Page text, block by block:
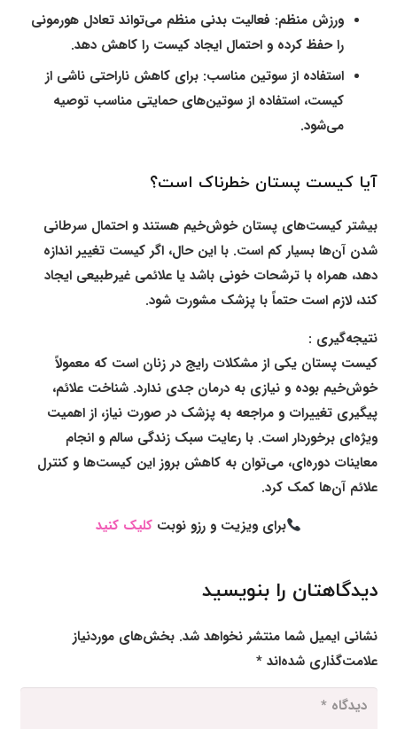
ورزش منظم: فعالیت بدنی منظم می‌تواند تعادل هورمونی
را حفظ کرده و احتمال ایجاد کیست را کاهش دهد.
استفاده از سوتین مناسب: برای کاهش ناراحتی ناشی از
کیست، استفاده از سوتین‌های حمایتی مناسب توصیه
می‌شود.
آیا کیست پستان خطرناک است؟
بیشتر کیست‌های پستان خوش‌خیم هستند و احتمال سرطانی
شدن آن‌ها بسیار کم است. با این حال، اگر کیست تغییر اندازه
دهد، همراه با ترشحات خونی باشد یا علائمی غیرطبیعی ایجاد
کند، لازم است حتماً با پزشک مشورت شود.
نتیجه‌گیری :
کیست پستان یکی از مشکلات رایج در زنان است که معمولاً
خوش‌خیم بوده و نیازی به درمان جدی ندارد. شناخت علائم،
پیگیری تغییرات و مراجعه به پزشک در صورت نیاز، از اهمیت
ویژه‌ای برخوردار است. با رعایت سبک زندگی سالم و انجام
معاینات دوره‌ای، می‌توان به کاهش بروز این کیست‌ها و کنترل
علائم آن‌ها کمک کرد.
برای ویزیت و رزو نوبتکلیک کنید
دیدگاهتان را بنویسید
نشانی ایمیل شما منتشر نخواهد شد. بخش‌های موردنیاز
علامت‌گذاری شده‌اند*